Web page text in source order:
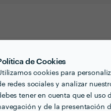
de Cookies
cookies para
redes sociales y analizar
tener en cuenta que el uso
y de la presentación
el cliente o clienta acerca del
del sector?
cumplir.
necesaria para el proyecto.